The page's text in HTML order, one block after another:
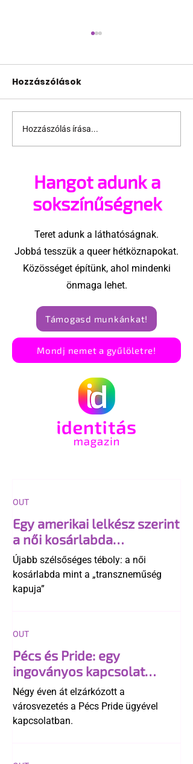
Leszbikus a
nagymamám!
Hozzászólások
Hozzászólás írása...
Hangot adunk a
sokszínűségnek
Teret adunk a láthatóságnak.
Jobbá tesszük a queer hétköznapokat.
Közösséget építünk, ahol mindenki
önmaga lehet.
Támogasd munkánkat!
Mondj nemet a gyűlöletre!
Egy amerikai lelkész szerint
a női kosárlabda
transzneműséghez vezet
Újabb szélsőséges téboly: a női
kosárlabda mint a „transzneműség
kapuja”
OUT
Pécs és Pride: egy
ingoványos kapcsolat
története
Négy éven át elzárkózott a
városvezetés a Pécs Pride ügyével
kapcsolatban.
OUT